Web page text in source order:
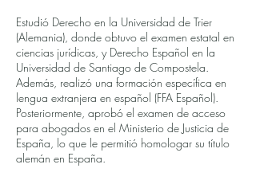
Estudió Derecho en la Universidad de Trier
(Alemania), donde obtuvo el examen estatal en
ciencias jurídicas, y Derecho Español en la
Universidad de Santiago de Compostela.
Además, realizó una formación específica en
lengua extranjera en español (FFA Español).
Posteriormente, aprobó el examen de acceso
para abogados en el Ministerio de Justicia de
España, lo que le permitió homologar su título
alemán en España.